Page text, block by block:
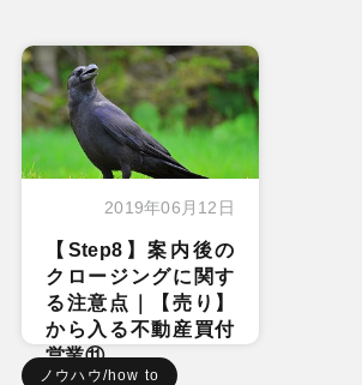
2019年06月12日
【Step8】案内後の
クロージングに関す
る注意点｜【売り】
から入る不動産買付
営業⑪
ノウハウ/how to